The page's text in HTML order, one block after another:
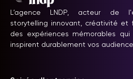
L’agence LNDP, acteur de
storytelling innovant, créativité et
des expériences mémorables
inspirent durablement vos